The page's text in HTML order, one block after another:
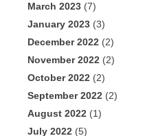
March 2023 (7)
January 2023 (3)
December 2022 (2)
November 2022 (2)
October 2022 (2)
September 2022 (2)
August 2022 (1)
July 2022 (5)